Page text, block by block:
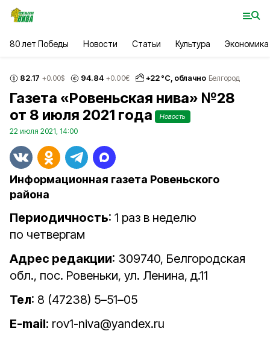
80 лет Победы Новости Статьи Культура Экономика
82.17 +0.00$ 94.84 +0.00€ +22°С, облачно Белгород
Газета «Ровеньская нива» №28
от 8 июля 2021 года
Новость
22 июля 2021, 14:00
Информационная газета Ровеньского
района
Периодичность: 1 раз в неделю
по четвергам
Адрес редакции: 309740, Белгородская
обл., пос. Ровеньки, ул. Ленина, д.11
Тел: 8 (47238) 5–51–05
E-mail: rov1-niva@yandex.ru